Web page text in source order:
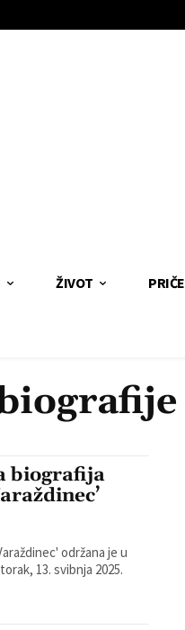
ŽIVOT PRIČE
biografija
održana je u
13. svibnja 2025.